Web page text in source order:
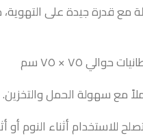
جيدة على التهوية،
٧٥ × ٧٥ سم
مع سهولة الحمل والتخزين.
أثناء النوم أو